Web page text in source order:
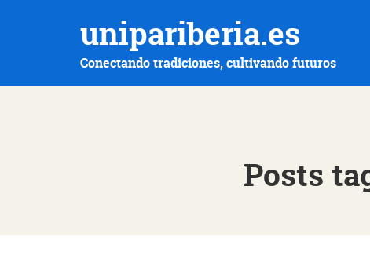
unipariberia.es
Conectando tradiciones, cultivando futuros
Posts